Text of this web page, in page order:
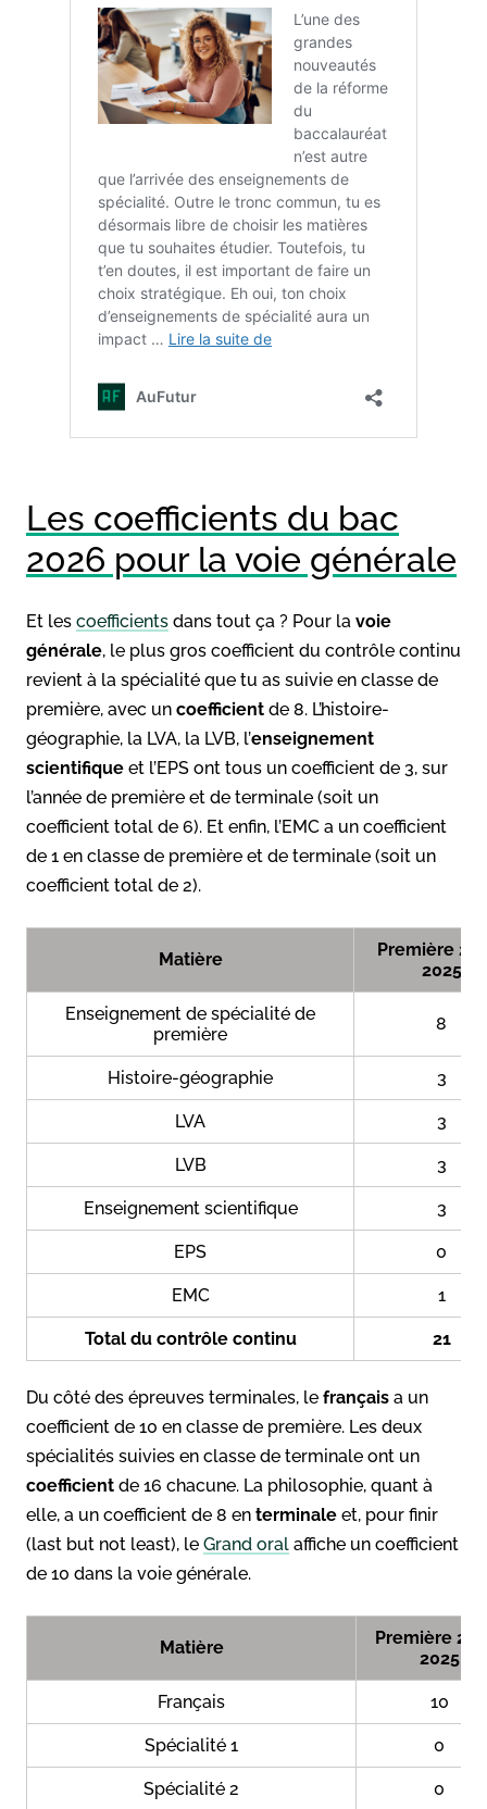
Les coefficients du bac
2026 pour la voie générale
Et les coefficients dans tout ça ? Pour la voie
générale, le plus gros coefficient du contrôle continu
revient à la spécialité que tu as suivie en classe de
première, avec un coefficient de 8. L’histoire-
géographie, la LVA, la LVB, l’enseignement
scientifique et l’EPS ont tous un coefficient de 3, sur
l’année de première et de terminale (soit un
coefficient total de 6). Et enfin, l’EMC a un coefficient
de 1 en classe de première et de terminale (soit un
coefficient total de 2).
Matière
Première
2025
Enseignement de spécialité de
première
8
Histoire-géographie 3
LVA 3
LVB 3
Enseignement scientifique 3
EPS 0
EMC 1
Total du contrôle continu 21
Du côté des épreuves terminales, le français a un
coefficient de 10 en classe de première. Les deux
spécialités suivies en classe de terminale ont un
coefficient de 16 chacune. La philosophie, quant à
elle, a un coefficient de 8 en terminale et, pour finir
(last but not least), le Grand oral affiche un coefficient
de 10 dans la voie générale.
Matière
Première
2025
Français 10
Spécialité 1 0
Spécialité 2 0